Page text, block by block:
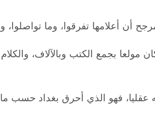
أن أعلامها تفرقوا، وما
مولعا بجمع الكتب وبالآلاف،
عقليا، فهو الذي أحرق بغداد حسب